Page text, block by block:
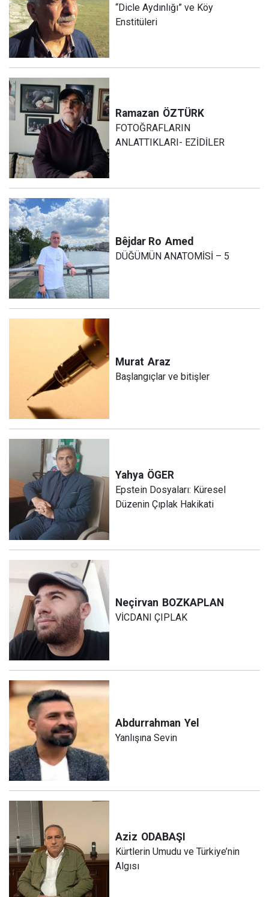
“Dicle Aydınlığı” ve Köy
Enstitüleri
Ramazan ÖZTÜRK
FOTOĞRAFLARIN
ANLATTIKLARI- EZİDİLER
Bêjdar Ro Amed
DÜĞÜMÜN ANATOMİSİ – 5
Murat Araz
Başlangıçlar ve bitişler
Yahya ÖGER
Epstein Dosyaları: Küresel
Düzenin Çıplak Hakikati
Neçirvan BOZKAPLAN
VİCDANI ÇIPLAK
Abdurrahman Yel
Yanlışına Sevin
Aziz ODABAŞI
Kürtlerin Umudu ve Türkiye’nin
Algısı